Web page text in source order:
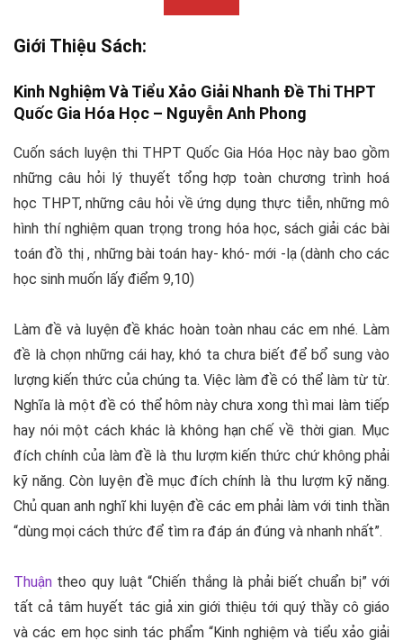
Giới Thiệu Sách:
Kinh Nghiệm Và Tiểu Xảo Giải Nhanh Đề Thi THPT
Quốc Gia Hóa Học – Nguyễn Anh Phong
Cuốn sách luyện thi THPT Quốc Gia Hóa Học này bao gồm
những câu hỏi lý thuyết tổng hợp toàn chương trình hoá
học THPT, những câu hỏi về ứng dụng thực tiễn, những mô
hình thí nghiệm quan trọng trong hóa học, sách giải các bài
toán đồ thị , những bài toán hay- khó- mới -lạ (dành cho các
học sinh muốn lấy điểm 9,10)
Làm đề và luyện đề khác hoàn toàn nhau các em nhé. Làm
đề là chọn những cái hay, khó ta chưa biết để bổ sung vào
lượng kiến thức của chúng ta. Việc làm đề có thể làm từ từ.
Nghĩa là một đề có thể hôm này chưa xong thì mai làm tiếp
hay nói một cách khác là không hạn chế về thời gian. Mục
đích chính của làm đề là thu lượm kiến thức chứ không phải
kỹ năng. Còn luyện đề mục đích chính là thu lượm kỹ năng.
Chủ quan anh nghĩ khi luyện đề các em phải làm với tinh thần
“dùng mọi cách thức để tìm ra đáp án đúng và nhanh nhất”.
Thuận theo quy luật “Chiến thắng là phải biết chuẩn bị” với
tất cả tâm huyết tác giả xin giới thiệu tới quý thầy cô giáo
và các em học sinh tác phẩm “Kinh nghiệm và tiểu xảo giải